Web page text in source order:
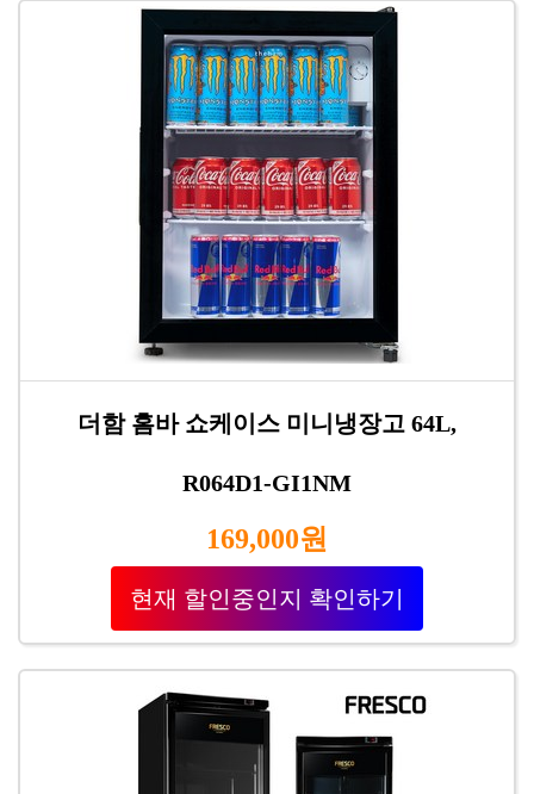
더함 홈바 쇼케이스 미니냉장고 64L,
R064D1-GI1NM
169,000원
현재 할인중인지 확인하기